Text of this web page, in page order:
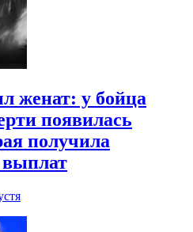
женат: у бойца
появилась
получила
выплат